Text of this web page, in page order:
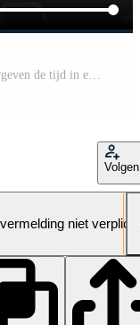
Volgen
niet verplicht